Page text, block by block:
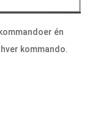
én
kommando.